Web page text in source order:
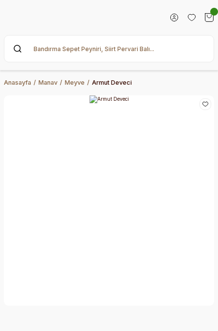
Anasayfa Manav Meyve Armut Deveci